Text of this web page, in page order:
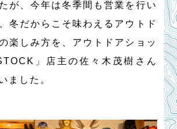
が、今年は冬季間も営業を行い
冬だからこそ味わえるアウトド
楽しみ方を、アウトドアショッ
」店主の佐々木茂樹さん
ました。